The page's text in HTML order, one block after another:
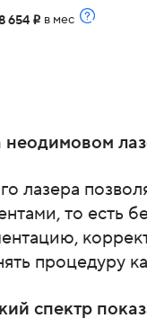
654 i в мес
лазера
то есть
процедуру
спектр